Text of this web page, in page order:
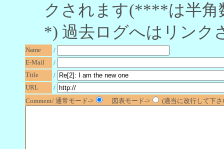
クされます(****は半角
*) 過去ログへはリンク
Name
/
E-Mail
/
Title
/
URL
/
Comment/ 通常モード->
図表モード-> (適当に改行して下